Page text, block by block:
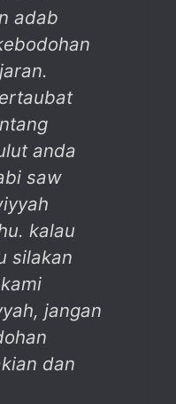
adab
anda
saw
kalau
silakan
jangan
dan